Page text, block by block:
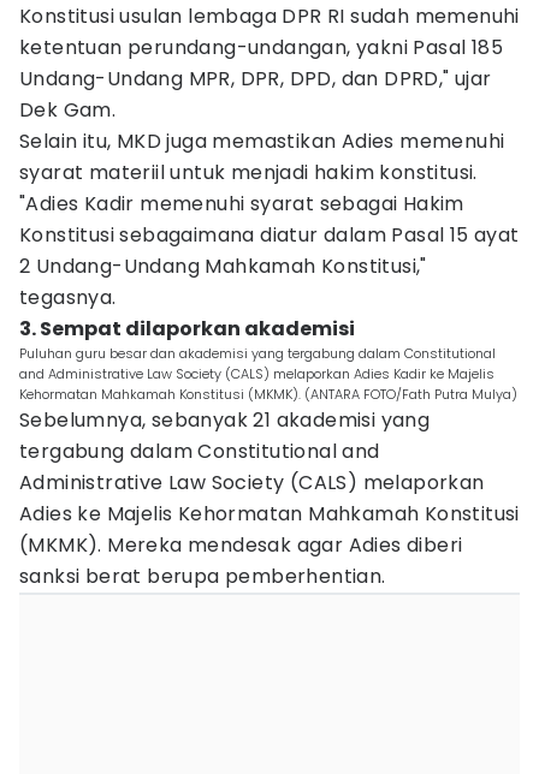
Konstitusi usulan lembaga DPR RI sudah memenuhi
ketentuan perundang-undangan, yakni Pasal 185
Undang-Undang MPR, DPR, DPD, dan DPRD," ujar
Dek Gam.
Selain itu, MKD juga memastikan Adies memenuhi
syarat materiil untuk menjadi hakim konstitusi.
"Adies Kadir memenuhi syarat sebagai Hakim
Konstitusi sebagaimana diatur dalam Pasal 15 ayat
2 Undang-Undang Mahkamah Konstitusi,"
tegasnya.
3. Sempat dilaporkan akademisi
Puluhan guru besar dan akademisi yang tergabung dalam Constitutional
and Administrative Law Society (CALS) melaporkan Adies Kadir ke Majelis
Kehormatan Mahkamah Konstitusi (MKMK). (ANTARA FOTO/Fath Putra Mulya)
Sebelumnya, sebanyak 21 akademisi yang
tergabung dalam Constitutional and
Administrative Law Society (CALS) melaporkan
Adies ke Majelis Kehormatan Mahkamah Konstitusi
(MKMK). Mereka mendesak agar Adies diberi
sanksi berat berupa pemberhentian.